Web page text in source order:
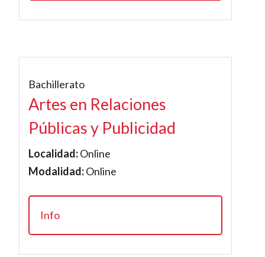
Bachillerato
Artes en Relaciones
Públicas y Publicidad
Localidad:Online
Modalidad:Online
Info